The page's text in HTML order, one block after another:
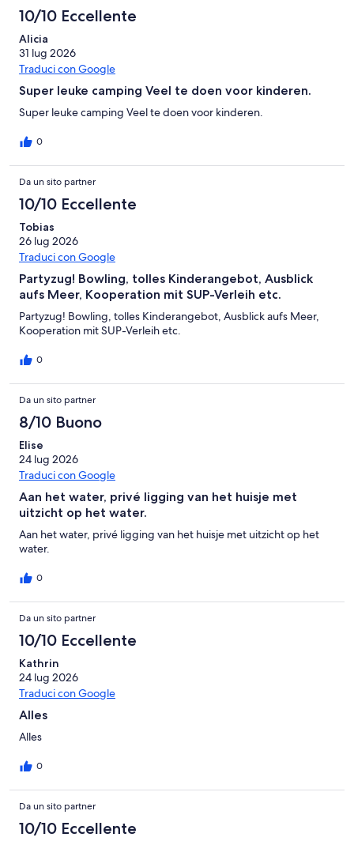
10/10 Eccellente
Alicia
31 lug 2026
Traduci con Google
Super leuke camping Veel te doen voor kinderen.
Super leuke camping Veel te doen voor kinderen.
0
Da un sito partner
10/10 Eccellente
Tobias
26 lug 2026
Traduci con Google
Partyzug! Bowling, tolles Kinderangebot, Ausblick
aufs Meer, Kooperation mit SUP-Verleih etc.
Partyzug! Bowling, tolles Kinderangebot, Ausblick aufs Meer,
Kooperation mit SUP-Verleih etc.
0
Da un sito partner
8/10 Buono
Elise
24 lug 2026
Traduci con Google
Aan het water, privé ligging van het huisje met
uitzicht op het water.
Aan het water, privé ligging van het huisje met uitzicht op het
water.
0
Da un sito partner
10/10 Eccellente
Kathrin
24 lug 2026
Traduci con Google
Alles
Alles
0
Da un sito partner
10/10 Eccellente